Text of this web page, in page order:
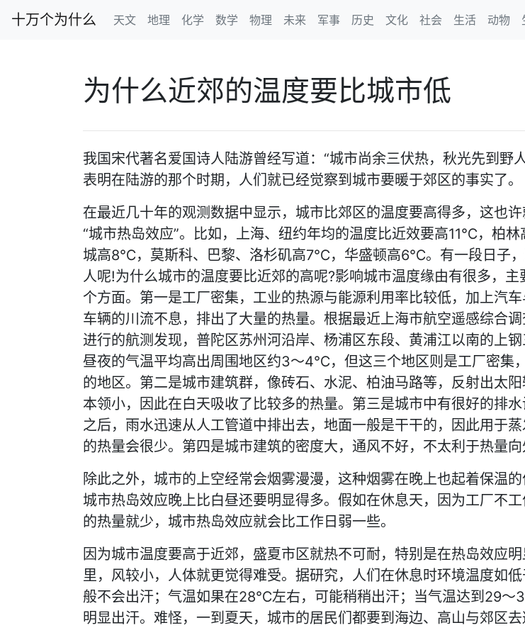
十万个为什么 天文 地理 化学 数学 物理 未来 军事 历史 文化 社会 生活 动物
为什么近郊的温度要比城市低
我国宋代著名爱国诗人陆游曾经写道：“城市尚余三伏热，秋光先到野
表明在陆游的那个时期，人们就已经觉察到城市要暖于郊区的事实了。
在最近几十年的观测数据中显示，城市比郊区的温度要高得多，这也
“城市热岛效应”。比如，上海、纽约年均的温度比近效要高11℃，柏
城高8℃，莫斯科、巴黎、洛杉矶高7℃，华盛顿高6℃。有一段日子
人呢!为什么城市的温度要比近郊的高呢?影响城市温度缘由有很多，主
个方面。第一是工厂密集，工业的热源与能源利用率比较低，加上汽
车辆的川流不息，排出了大量的热量。根据最近上海市航空遥感综合
进行的航测发现，普陀区苏州河沿岸、杨浦区东段、黄浦江以南的上钢
昼夜的气温平均高出周围地区约3～4℃，但这三个地区则是工厂密集
的地区。第二是城市建筑群，像砖石、水泥、柏油马路等，反射出太
本领小，因此在白天吸收了比较多的热量。第三是城市中有很好的排
之后，雨水迅速从人工管道中排出去，地面一般是干干的，因此用于
的热量会很少。第四是城市建筑的密度大，通风不好，不太利于热量向
除此之外，城市的上空经常会烟雾漫漫，这种烟雾在晚上也起着保温
城市热岛效应晚上比白昼还要明显得多。假如在休息天，因为工厂不
的热量就少，城市热岛效应就会比工作日弱一些。
因为城市温度要高于近郊，盛夏市区就热不可耐，特别是在热岛效应
里，风较小，人体就更觉得难受。据研究，人们在休息时环境温度如
般不会出汗；气温如果在28℃左右，可能稍稍出汗；当气温达到29
明显出汗。难怪，一到夏天，城市的居民们都要到海边、高山与郊区去